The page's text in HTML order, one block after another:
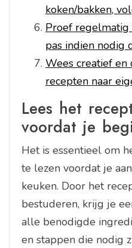
koken/bakken,
Proef regelmatig
pas indien nodig
Wees creatief
recepten naar
Lees het
voordat je
Het is essentieel om
te lezen voordat je
keuken. Door het
bestuderen, krijg je
alle benodigde
en stappen die nodig